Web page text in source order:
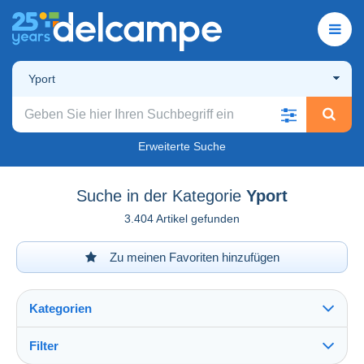
Yport
Erweiterte Suche
Suche in der Kategorie Yport
3.404 Artikel gefunden
Zu meinen Favoriten hinzufügen
Kategorien
Filter